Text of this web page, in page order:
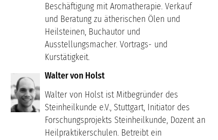
Beschäftigung mit Aromatherapie. Verkauf
und Beratung zu ätherischen Ölen und
Heilsteinen, Buchautor und
Ausstellungsmacher. Vortrags- und
Kurstätigkeit.
Walter von Holst
Walter von Holst ist Mitbegründer des
Steinheilkunde e.V., Stuttgart, Initiator des
Forschungsprojekts Steinheilkunde, Dozent an
Heilpraktikerschulen. Betreibt ein